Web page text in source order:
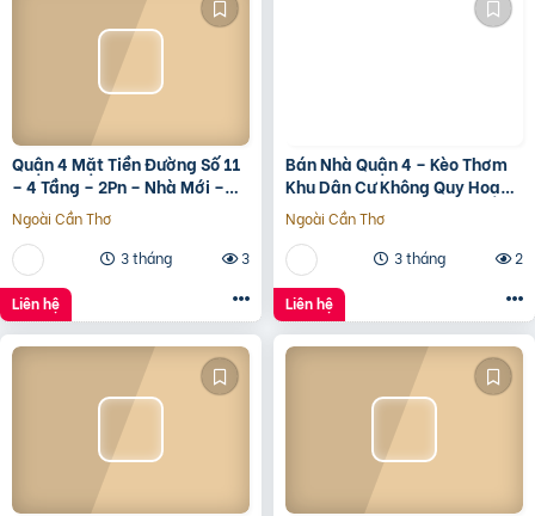
Quận 4 Mặt Tiền Đường Số 11
– 4 Tầng – 2Pn – Nhà Mới –
7.35 Tỷ Tl
Ngoài Cần Thơ
3 tháng
3
Liên hệ
Bán Nhà Quận 4 – Kèo Thơm
Khu Dân Cư Không Quy Hoạch
Cách Mặt Tiền Xóm Chiếu
30M
Ngoài Cần Thơ
3 tháng
2
Liên hệ